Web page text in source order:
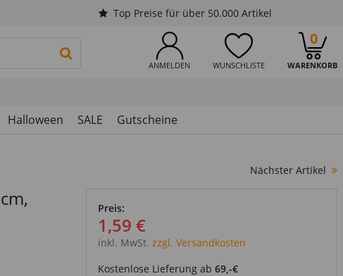
Top Preise für über 50.000 Artikel
ANMELDEN WUNSCHLISTE WARENKORB
0
PRODUKTSUCHE STARTEN
Halloween SALE Gutscheine
Nächster Artikel
Preis:
1,59 €
inkl. MwSt. zzgl. Versandkosten
Kostenlose Lieferung ab 69,-€